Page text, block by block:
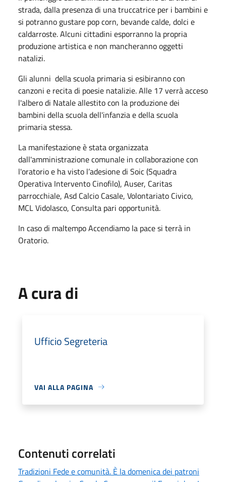
strada, dalla presenza di una truccatrice per i bambini e
si potranno gustare pop corn, bevande calde, dolci e
caldarroste. Alcuni cittadini esporranno la propria
produzione artistica e non mancheranno oggetti
natalizi.
Gli alunni della scuola primaria si esibiranno con
canzoni e recita di poesie natalizie. Alle 17 verrà acceso
l'albero di Natale allestito con la produzione dei
bambini della scuola dell'infanzia e della scuola
primaria stessa.
La manifestazione è stata organizzata
dall'amministrazione comunale in collaborazione con
l'oratorio e ha visto l’adesione di Soic (Squadra
Operativa Intervento Cinofilo), Auser, Caritas
parrocchiale, Asd Calcio Casale, Volontariato Civico,
MCL Vidolasco, Consulta pari opportunità.
In caso di maltempo Accendiamo la pace si terrà in
Oratorio.
A cura di
Ufficio Segreteria
VAI ALLA PAGINA
Contenuti correlati
Tradizioni Fede e comunità. È la domenica dei patroni